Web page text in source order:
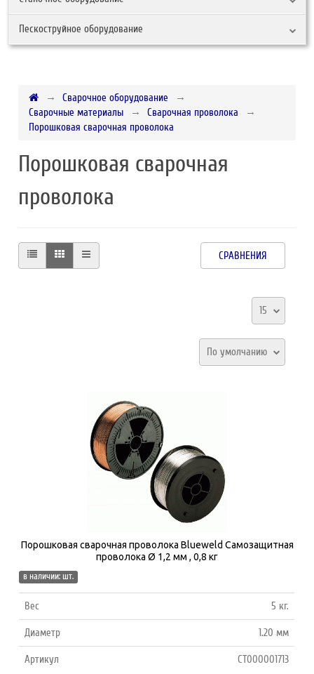
Пескоструйное оборудование
Сварочное оборудование
Сварочные материалы
Сварочная проволока
Порошковая сварочная проволока
Порошковая сварочная
проволока
СРАВНЕНИЯ
15
По умолчанию
Порошковая сварочная проволока Blueweld Cамозащитная
проволока Ø 1,2 мм , 0,8 кг
в наличии: шт.
Вес 5 кг.
Диаметр 1.20 мм
Артикул СТ000001713